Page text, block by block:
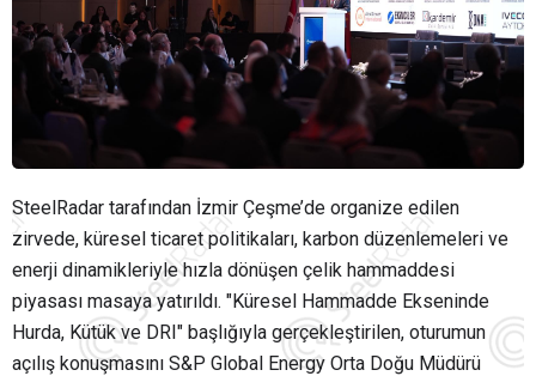
SteelRadar tarafından İzmir Çeşme’de organize edilen
zirvede, küresel ticaret politikaları, karbon düzenlemeleri ve
enerji dinamikleriyle hızla dönüşen çelik hammaddesi
piyasası masaya yatırıldı. "Küresel Hammadde Ekseninde
Hurda, Kütük ve DRI" başlığıyla gerçekleştirilen, oturumun
açılış konuşmasını S&P Global Energy Orta Doğu Müdürü